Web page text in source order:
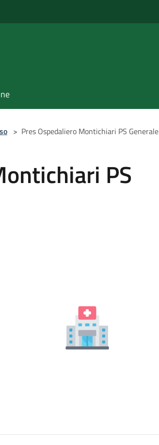
> Pres Ospedaliero Montichiari PS Generale
PS